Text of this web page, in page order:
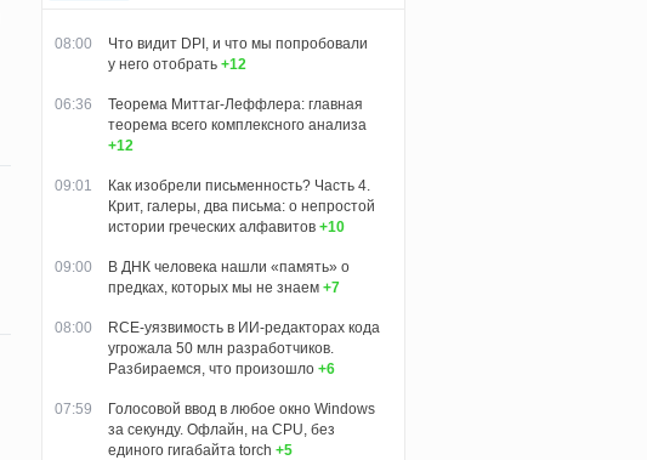
08:00
Что видит DPI, и что мы попробовали
у него отобрать +12
06:36
Теорема Миттаг-Леффлера: главная
теорема всего комплексного анализа
+12
09:01
Как изобрели письменность? Часть 4.
Крит, галеры, два письма: о непростой
истории греческих алфавитов +10
09:00
В ДНК человека нашли «память» о
предках, которых мы не знаем +7
08:00
RCE-уязвимость в ИИ-редакторах кода
угрожала 50 млн разработчиков.
Разбираемся, что произошло +6
07:59
Голосовой ввод в любое окно Windows
за секунду. Офлайн, на CPU, без
единого гигабайта torch +5